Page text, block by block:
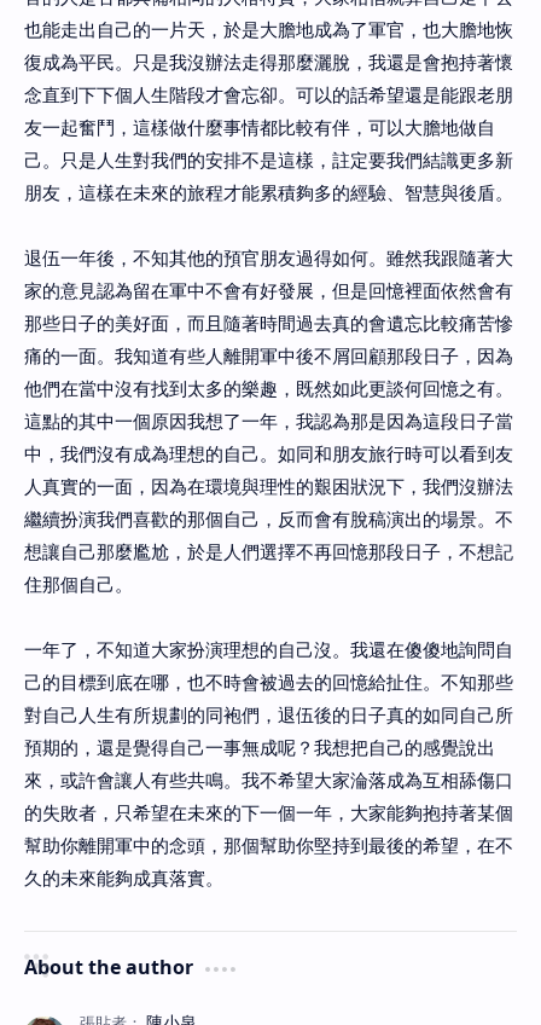
也能走出自己的一片天，於是大膽地成為了軍官，也大膽地恢
復成為平民。只是我沒辦法走得那麼灑脫，我還是會抱持著懷
念直到下下個人生階段才會忘卻。可以的話希望還是能跟老朋
友一起奮鬥，這樣做什麼事情都比較有伴，可以大膽地做自
己。只是人生對我們的安排不是這樣，註定要我們結識更多新
朋友，這樣在未來的旅程才能累積夠多的經驗、智慧與後盾。
退伍一年後，不知其他的預官朋友過得如何。雖然我跟隨著大
家的意見認為留在軍中不會有好發展，但是回憶裡面依然會有
那些日子的美好面，而且隨著時間過去真的會遺忘比較痛苦慘
痛的一面。我知道有些人離開軍中後不屑回顧那段日子，因為
他們在當中沒有找到太多的樂趣，既然如此更談何回憶之有。
這點的其中一個原因我想了一年，我認為那是因為這段日子當
中，我們沒有成為理想的自己。如同和朋友旅行時可以看到友
人真實的一面，因為在環境與理性的艱困狀況下，我們沒辦法
繼續扮演我們喜歡的那個自己，反而會有脫稿演出的場景。不
想讓自己那麼尷尬，於是人們選擇不再回憶那段日子，不想記
住那個自己。
一年了，不知道大家扮演理想的自己沒。我還在傻傻地詢問自
己的目標到底在哪，也不時會被過去的回憶給扯住。不知那些
對自己人生有所規劃的同袍們，退伍後的日子真的如同自己所
預期的，還是覺得自己一事無成呢？我想把自己的感覺說出
來，或許會讓人有些共鳴。我不希望大家淪落成為互相舔傷口
的失敗者，只希望在未來的下一個一年，大家能夠抱持著某個
幫助你離開軍中的念頭，那個幫助你堅持到最後的希望，在不
久的未來能夠成真落實。
About the author